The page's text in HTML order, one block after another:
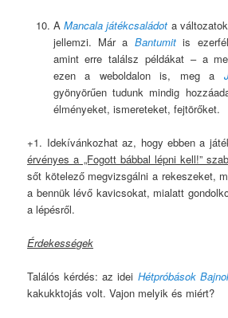
A Mancala játékcsaládot a
jellemzi. Már a Bantumitis
amint erre találsz példákat – a
ezen a weboldalon is, meg a
gyönyörűen tudunk mindig
élményeket, ismereteket, fejtörőket.
+1. Idekívánkozhat az, hogy ebben a
érvényes a „Fogott bábbal lépni kell!”
sőt kötelező megvizsgálni a rekeszeket,
a bennük lévő kavicsokat, mialatt
a lépésről.
Érdekességek
Találós kérdés: az idei Hétpróbások
kakukktojás volt. Vajon melyik és miért?